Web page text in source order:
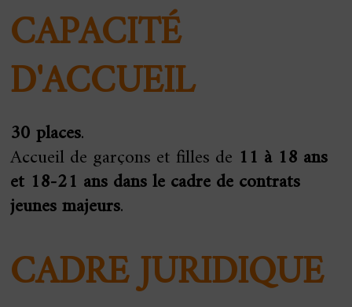
CAPACITÉ
D'ACCUEIL
30 places.
Accueil de garçons et filles de 11 à 18 ans
et 18-21 ans dans le cadre de contrats
jeunes majeurs.
CADRE JURIDIQUE